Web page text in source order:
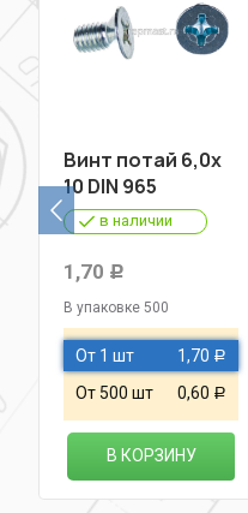
Винт потай 6,0х
10 DIN 965
в наличии
1,70 Р
В упаковке 500
От 1 шт 1,70 Р
От 500 шт 0,60 Р
В КОРЗИНУ